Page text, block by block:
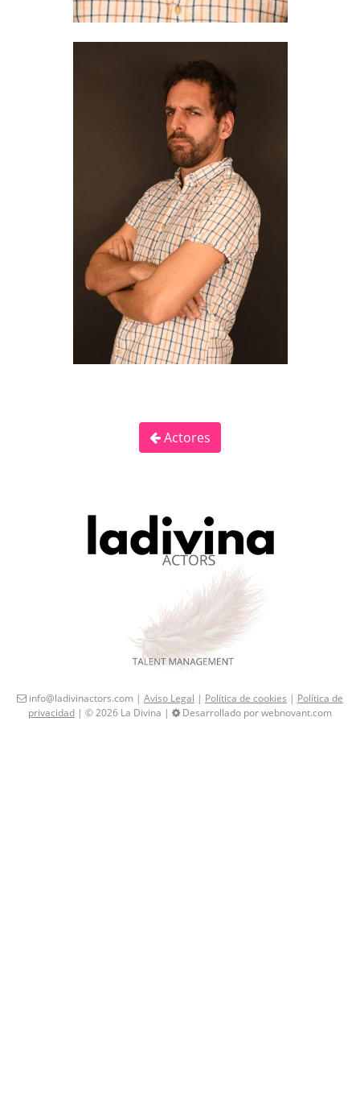
Actores
info@ladivinactors.com | Aviso Legal | Política de cookies | Política de
privacidad | © 2026 La Divina | Desarrollado por webnovant.com